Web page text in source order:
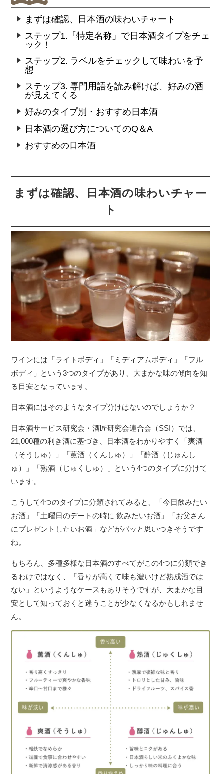
まずは確認、日本酒の味わいチャート
ステップ1.「特定名称」で日本酒タイプをチェ
ック！
ステップ2. ラベルをチェックして味わいを予
想
ステップ3. 専門用語を読み解けば、好みの酒
が見えてくる
好みのタイプ別・おすすめ日本酒
日本酒の選び方についてのQ＆A
おすすめの日本酒
まずは確認、日本酒の味わいチャー
ト
ワインには「ライトボディ」「ミディアムボディ」「フル
ボディ」という3つのタイプがあり、大まかな味の傾向を知
る目安となっています。
日本酒にはそのようなタイプ分けはないのでしょうか？
日本酒サービス研究会・酒匠研究会連合会（SSI）では、
21,000種の利き酒に基づき、日本酒をわかりやすく「爽酒
（そうしゅ）」「薫酒（くんしゅ）」「醇酒（じゅんし
ゅ）」「熟酒（じゅくしゅ）」という4つのタイプに分けて
います。
こうして4つのタイプに分類されてみると、「今日飲みたい
お酒」「土曜日のデートの時に 飲みたいお酒」「お父さん
にプレゼントしたいお酒」などがパッと思いつきそうです
ね。
もちろん、多種多様な日本酒のすべてがこの4つに分類でき
るわけではなく、「香りが高くて味も濃いけど熟成酒では
ない」というようなケースもありそうですが、大まかな目
安として知っておくと迷うことが少なくなるかもしれませ
ん。